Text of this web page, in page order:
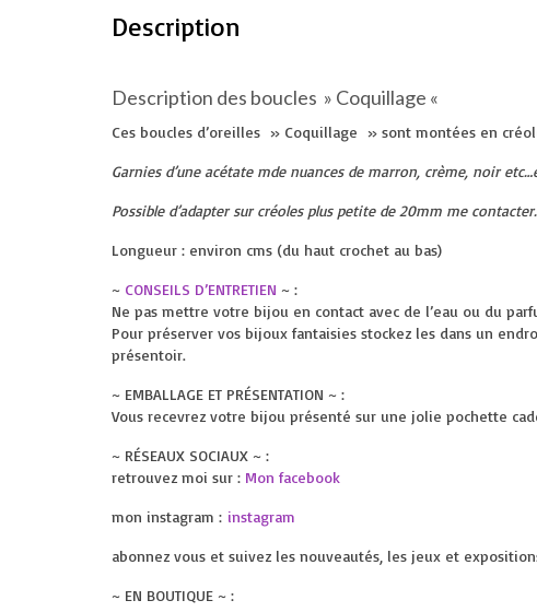
Description
Description des boucles » Coquillage «
Ces boucles d’oreilles » Coquillage » sont montées en
Garnies d’une acétate mde nuances de marron, crème, noir
Possible d’adapter sur créoles plus petite de 20mm me contacter.
Longueur : environ cms (du haut crochet au bas)
~ CONSEILS D’ENTRETIEN ~ :
Ne pas mettre votre bijou en contact avec de l’eau ou du
Pour préserver vos bijoux fantaisies stockez les dans un
présentoir.
~ EMBALLAGE ET PRÉSENTATION ~ :
Vous recevrez votre bijou présenté sur une jolie pochette
~ RÉSEAUX SOCIAUX ~ :
retrouvez moi sur : Mon facebook
mon instagram : instagram
abonnez vous et suivez les nouveautés, les jeux et
~ EN BOUTIQUE ~ :